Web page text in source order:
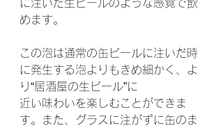
に注いだ生ビールのような感覚で飲
めます。
この泡は通常の缶ビールに注いだ時
に発生する泡よりもきめ細かく、よ
り“居酒屋の生ビール”に
近い味わいを楽しむことができま
す。また、グラスに注がずに缶のま